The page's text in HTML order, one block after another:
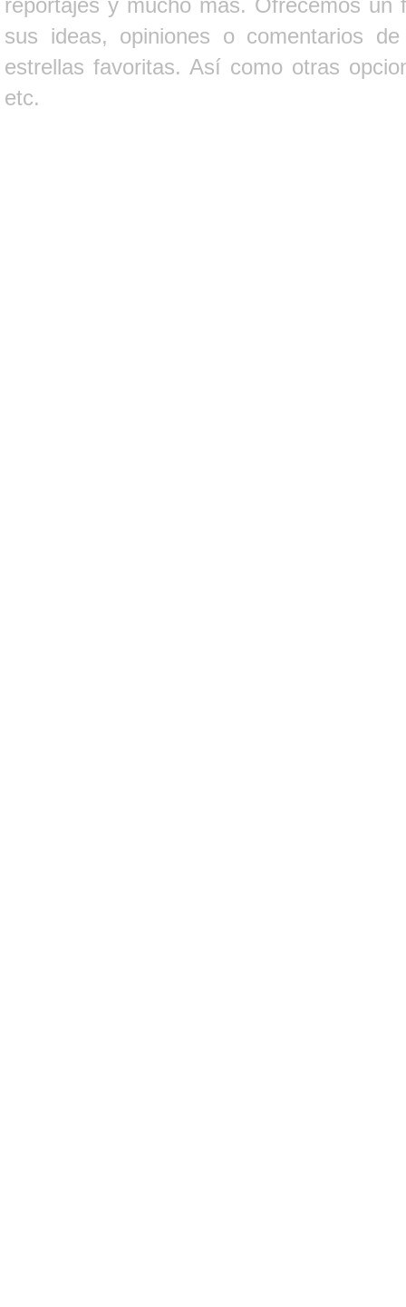
sus ideas, opiniones o comentarios
estrellas favoritas. Así como otras
etc.